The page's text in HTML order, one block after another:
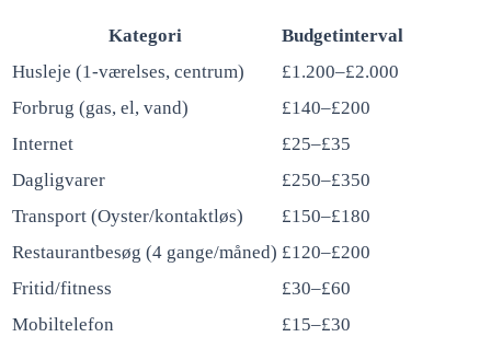
Kategori
Budgetinterval
Husleje (1-værelses, centrum)
£1.200–£2.000
Forbrug (gas, el, vand)
£140–£200
Internet
£25–£35
Dagligvarer
£250–£350
Transport (Oyster/kontaktløs)
£150–£180
Restaurantbesøg (4 gange/måned) £120–£200
Fritid/fitness
£30–£60
Mobiltelefon
£15–£30